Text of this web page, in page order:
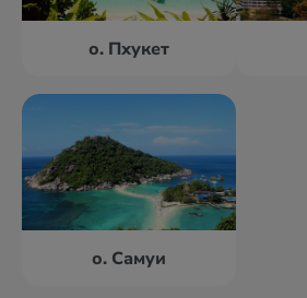
о. Пхукет
о. Самуи